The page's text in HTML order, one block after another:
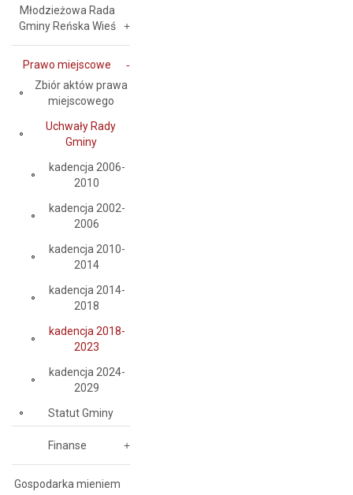
Młodzieżowa Rada
Gminy Reńska Wieś
Prawo miejscowe
Zbiór aktów prawa
miejscowego
Uchwały Rady
Gminy
kadencja 2006-
2010
kadencja 2002-
2006
kadencja 2010-
2014
kadencja 2014-
2018
kadencja 2018-
2023
kadencja 2024-
2029
Statut Gminy
Finanse
Gospodarka mieniem